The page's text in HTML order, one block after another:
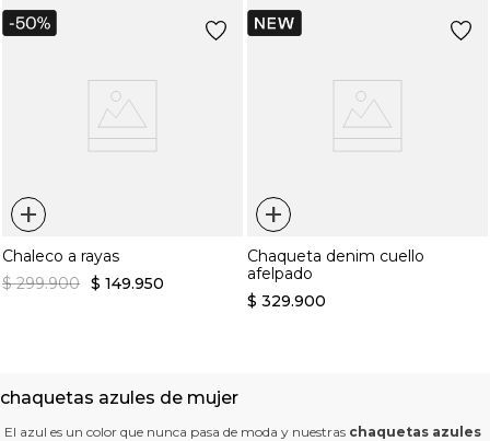
+
Chaleco a rayas
$ 299.900 $ 149.950
+
Chaqueta denim cuello
afelpado
$ 329.900
chaquetas azules de mujer
El azul es un color que nunca pasa de moda y nuestras chaquetas azules